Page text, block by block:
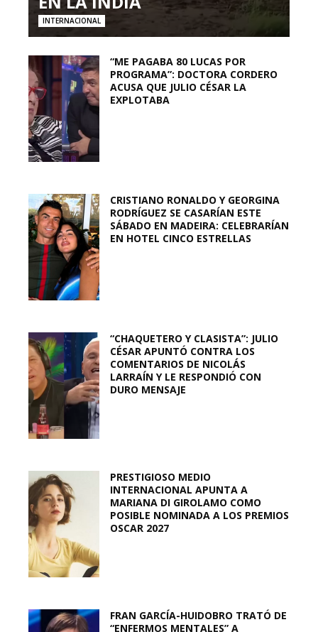
INTERNACIONAL
“ME PAGABA 80 LUCAS POR
PROGRAMA”: DOCTORA CORDERO
ACUSA QUE JULIO CÉSAR LA
EXPLOTABA
CRISTIANO RONALDO Y GEORGINA
RODRÍGUEZ SE CASARÍAN ESTE
SÁBADO EN MADEIRA: CELEBRARÍAN
EN HOTEL CINCO ESTRELLAS
“CHAQUETERO Y CLASISTA”: JULIO
CÉSAR APUNTÓ CONTRA LOS
COMENTARIOS DE NICOLÁS
LARRAÍN Y LE RESPONDIÓ CON
DURO MENSAJE
PRESTIGIOSO MEDIO
INTERNACIONAL APUNTA A
MARIANA DI GIROLAMO COMO
POSIBLE NOMINADA A LOS PREMIOS
OSCAR 2027
FRAN GARCÍA-HUIDOBRO TRATÓ DE
“ENFERMOS MENTALES” A